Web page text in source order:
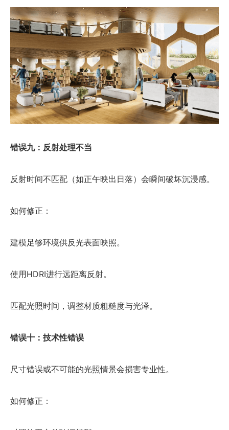
错误九：反射处理不当
反射时间不匹配（如正午映出日落）会瞬间破坏沉浸感。
如何修正：
建模足够环境供反光表面映照。
使用HDRI进行远距离反射。
匹配光照时间，调整材质粗糙度与光泽。
错误十：技术性错误
尺寸错误或不可能的光照情景会损害专业性。
如何修正：